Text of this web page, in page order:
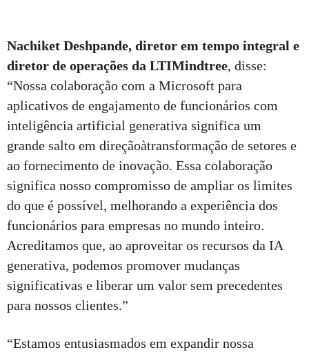
Nachiket Deshpande, diretor em tempo integral e
diretor de operações da LTIMindtree, disse:
“Nossa colaboração com a Microsoft para
aplicativos de engajamento de funcionários com
inteligência artificial generativa significa um
grande salto em direçãoàtransformação de setores e
ao fornecimento de inovação. Essa colaboração
significa nosso compromisso de ampliar os limites
do que é possível, melhorando a experiência dos
funcionários para empresas no mundo inteiro.
Acreditamos que, ao aproveitar os recursos da IA
generativa, podemos promover mudanças
significativas e liberar um valor sem precedentes
para nossos clientes.”
“Estamos entusiasmados em expandir nossa